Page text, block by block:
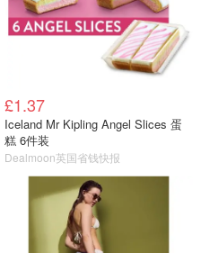
£1.37
Iceland Mr Kipling Angel Slices 蛋
糕 6件装
Dealmoon英国省钱快报